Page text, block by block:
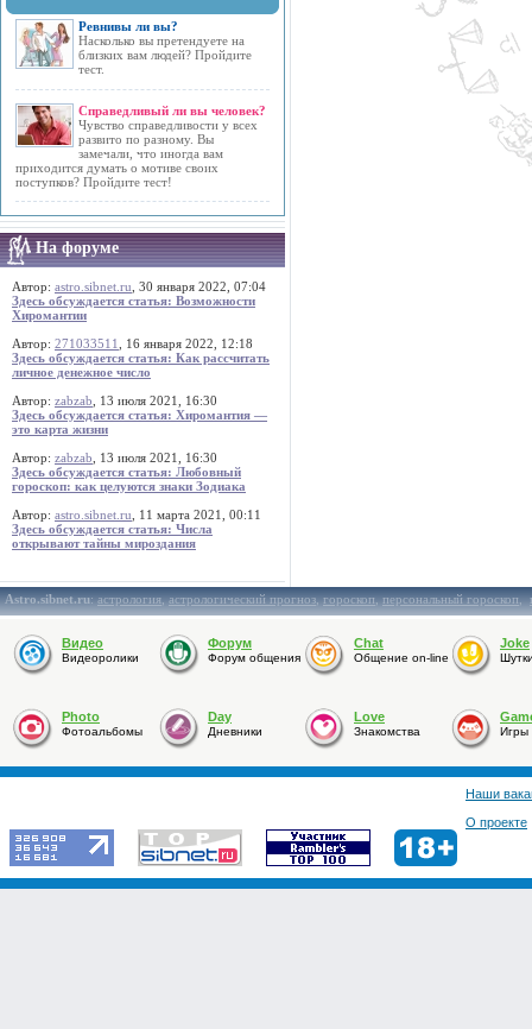
Ревнивы ли вы?
Насколько вы претендуете на
близких вам людей? Пройдите
тест.
Справедливый ли вы человек?
Чувство справедливости у всех
развито по разному. Вы
замечали, что иногда вам
приходится думать о мотиве своих
поступков? Пройдите тест!
На форуме
Автор: astro.sibnet.ru , 30 января 2022, 07:04
Здесь обсуждается статья: Возможности
Хиромантии
Автор: 271033511
, 16 января 2022, 12:18
Здесь обсуждается статья: Как рассчитать
личное денежное число
Автор: zabzab , 13 июля 2021, 16:30
Здесь обсуждается статья: Хиромантия —
это карта жизни
Автор: zabzab , 13 июля 2021, 16:30
Здесь обсуждается статья: Любовный
гороскоп: как целуются знаки Зодиака
Автор: astro.sibnet.ru , 11 марта 2021, 00:11
Здесь обсуждается статья: Числа
открывают тайны мироздания
Astro.sibnet.ru:астрология,астрологический прогноз,гороскоп,персональный гороскоп,
Видео
Видеоролики
Форум
Форум общения
Chat
Общение on-line
Joke
Photo
Фотоальбомы
Day
Дневники
Love
Знакомства Игры
Наши
О проекте